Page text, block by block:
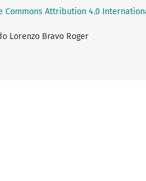
Commons Attribution 4.0
Lorenzo Bravo Roger